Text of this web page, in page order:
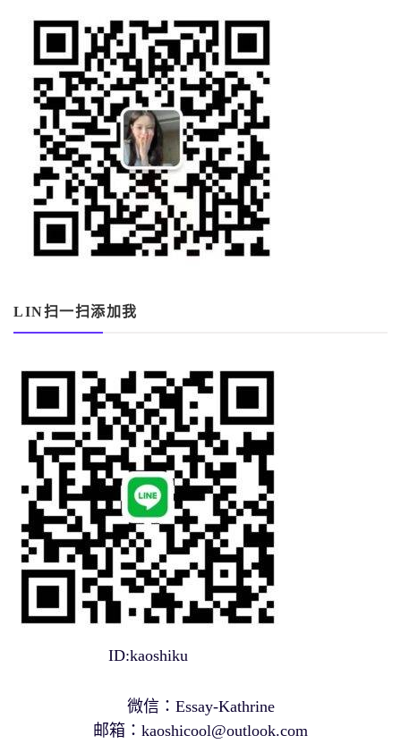
LIN扫一扫添加我
ID:kaoshiku
微信：Essay-Kathrine
邮箱： kaoshicool@outlook.com